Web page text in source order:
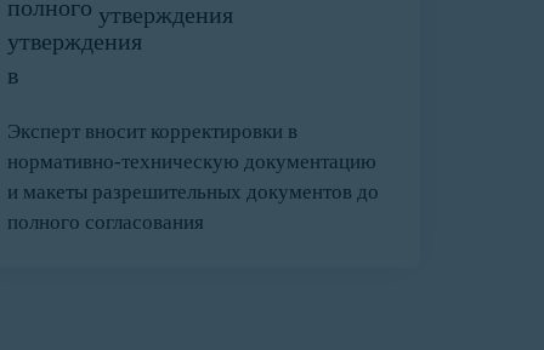
утверждения
Эксперт вносит корректировки в
нормативно-техническую документацию
и макеты разрешительных документов до
полного согласования